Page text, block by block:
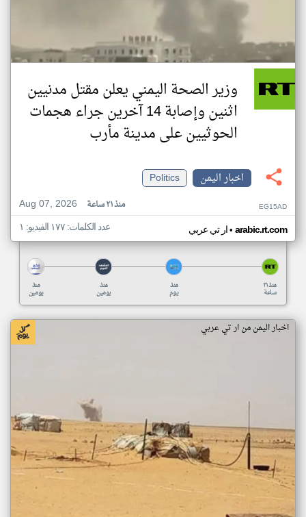
وزير الصحة اليمني يعلن مقتل مدنيين
اثنين وإصابة 14 آخرين جراء هجمات
الحوثيين على مدينة مأرب
اخبار اليمن
Politics
Aug 07, 2026
منذ ٢١ ساعة EG15AD
ار تي عربي• arabic.rt.com عدد الكلمات: ١٧٧ الفيديو: ١
منذ
يومين
منذ
يومين
منذ
يوم
منذ ٢١
ساعة
اخبار اليمن من ار تي عربي